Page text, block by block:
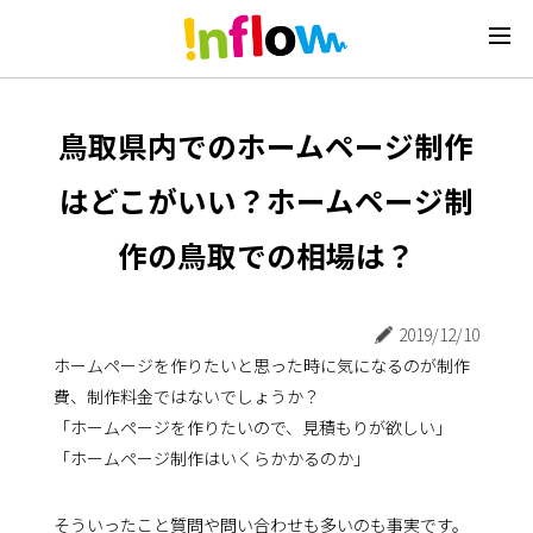
鳥取県内でのホームページ制作
はどこがいい？ホームページ制
作の鳥取での相場は？
2019/12/10
ホームページを作りたいと思った時に気になるのが制作
費、制作料金ではないでしょうか？
「ホームページを作りたいので、見積もりが欲しい」
「ホームページ制作はいくらかかるのか」
そういったこと質問や問い合わせも多いのも事実です。